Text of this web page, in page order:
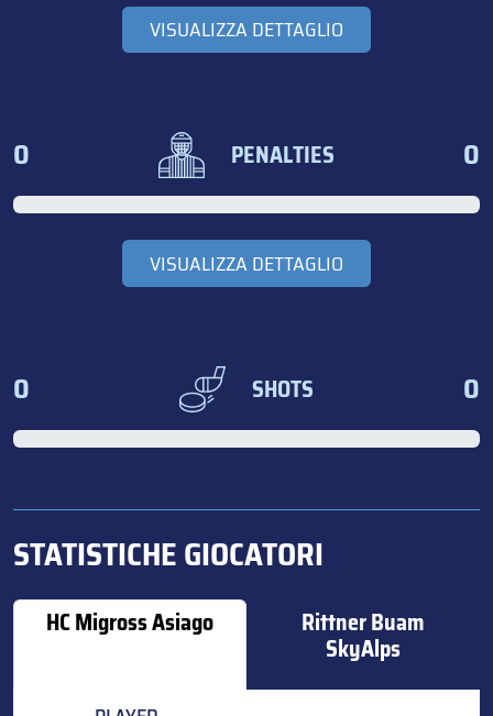
VISUALIZZA DETTAGLIO
0 PENALTIES 0
VISUALIZZA DETTAGLIO
0 SHOTS 0
STATISTICHE GIOCATORI
HC Migross Asiago Rittner Buam
SkyAlps